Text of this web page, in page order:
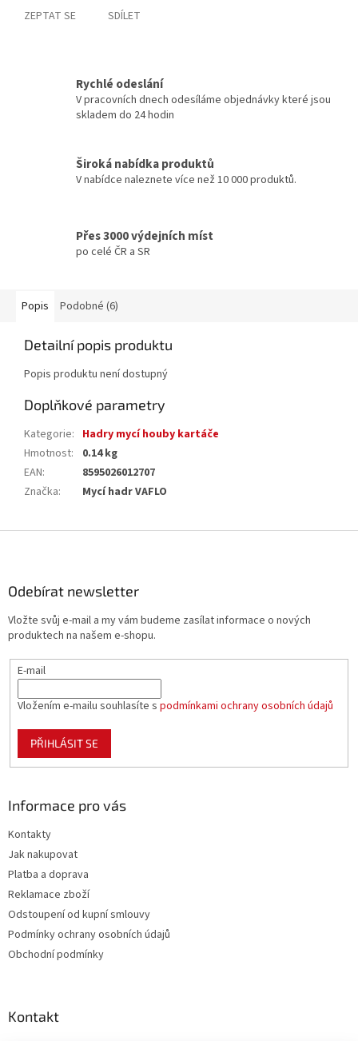
ZEPTAT SE SDÍLET
Rychlé odeslání
V pracovních dnech odesíláme objednávky které jsou
skladem do 24 hodin
Široká nabídka produktů
V nabídce naleznete více než 10 000 produktů.
Přes 3000 výdejních míst
po celé ČR a SR
Popis Podobné (6)
Detailní popis produktu
Popis produktu není dostupný
Doplňkové parametry
Kategorie: Hadry mycí houby kartáče
Hmotnost:
0.14 kg
EAN:
8595026012707
Značka: Mycí hadr VAFLO
Odebírat newsletter
Vložte svůj e-mail a my vám budeme zasílat informace o nových
produktech na našem e-shopu.
E-mail
Vložením e-mailu souhlasíte s podmínkami ochrany osobních údajů
PŘIHLÁSIT SE
Informace pro vás
Kontakty
Jak nakupovat
Platba a doprava
Reklamace zboží
Odstoupení od kupní smlouvy
Podmínky ochrany osobních údajů
Obchodní podmínky
Kontakt